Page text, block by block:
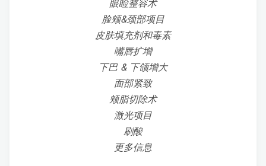
眼睑整容术
脸颊&颈部项目
皮肤填充剂和毒素
嘴唇扩增
下巴 & 下颌增大
面部紧致
颊脂切除术
激光项目
刷酸
更多信息